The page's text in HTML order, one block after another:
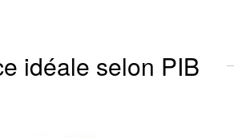
idéale selon PIB